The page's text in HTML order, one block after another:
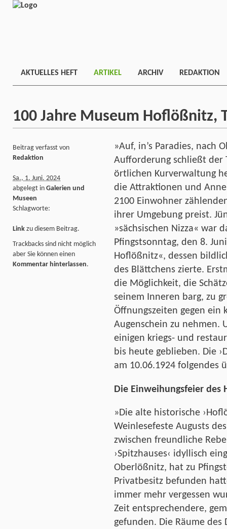
AKTUELLES HEFT ARTIKEL ARCHIV REDAKTION
100 Jahre Museum Hoflößnitz,
»Auf, in’s Paradies, nach
Aufforderung schließt der
örtlichen Kurverwaltung
die Attraktionen und
2100 Einwohner
ihrer Umgebung preist.
»sächsischen Nizza« war
Pfingstsonntag, den 8.
Hoflößnitz«, dessen
des Blättchens zierte.
die Möglichkeit, die
seinem Inneren barg, zu
Öffnungszeiten gegen ein
Augenschein zu nehmen.
einigen kriegs- und
bis heute geblieben. Die
am 10.06.1924 folgendes
Die Einweihungsfeier des
»Die alte historische
Weinlesefeste Augusts
zwischen freundliche
›Spitzhauses‹ idyllisch
Oberlößnitz, hat zu
Privatbesitz befunden
immer mehr vergessen
Zeit entsprechendere,
gefunden. Die Räume des
Beitrag verfasst von
Redaktion
Sa., 1. Juni. 2024
abgelegt in Galerien und
Museen
Schlagworte:
Link zu diesem Beitrag.
Trackbacks sind nicht möglich
aber Sie können einen
Kommentar hinterlassen.